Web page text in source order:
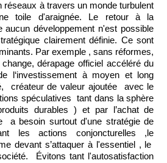
réseaux à travers un monde turbulent
toile d'araignée. Le retour à la
aucun développement n'est possible
clairement définie. Ce sont
Par exemple , sans réformes,
dérapage officiel accéléré du
l‘investissement à moyen et long
créateur de valeur ajoutée avec le
spéculatives tant dans la sphère
durables ) et par l’achat de
a besoin surtout d'une stratégie de
les actions conjoncturelles ,le
devant s’attaquer à l'essentiel , le
Évitons tant l'autosatisfaction